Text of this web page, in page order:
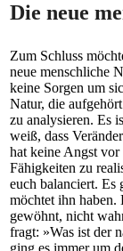
Die neue
Zum Schluss
neue menschliche
keine Sorgen um
Natur, die
zu analysieren. Es
weiß, dass
hat keine Angst
Fähigkeiten zu
euch balanciert.
möchtet ihn haben.
gewöhnt, nicht
fragt: »Was ist der